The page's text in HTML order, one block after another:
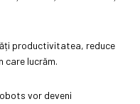
productivitatea, reduce
care lucrăm.
vor deveni